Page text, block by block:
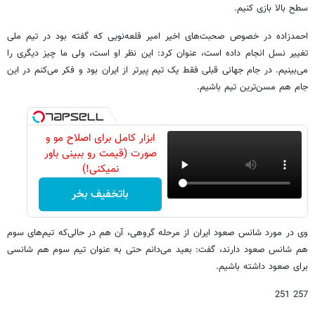
سطح بالا بازی کنیم.
احمدزاده در خصوص صحبت‌های اخیر امیر قلعه‌نویی که گفته بود در تیم ملی
تغییر نسل انجام داده است، عنوان کرد: این نظر او است، ولی ما چیز دیگری را
می‌بینیم. در جام جهانی قبلی فقط یک تیم پیرتر از ایران بود و فکر می‌کنم در این
جام هم مسن‌ترین تیم باشیم.
ابزار کامل برای اصلاح مو و
صورت (قیمت رو ببینی باور
نمیکنی!)
باتخفیف بخر
وی در مورد شانس صعود ایران از مرحله گروهی، آن هم در حالی‌که تیم‌های سوم
هم شانس صعود دارند، گفت: بعید می‌دانم حتی به عنوان تیم سوم هم شانسی
برای صعود داشته باشیم.
257 251